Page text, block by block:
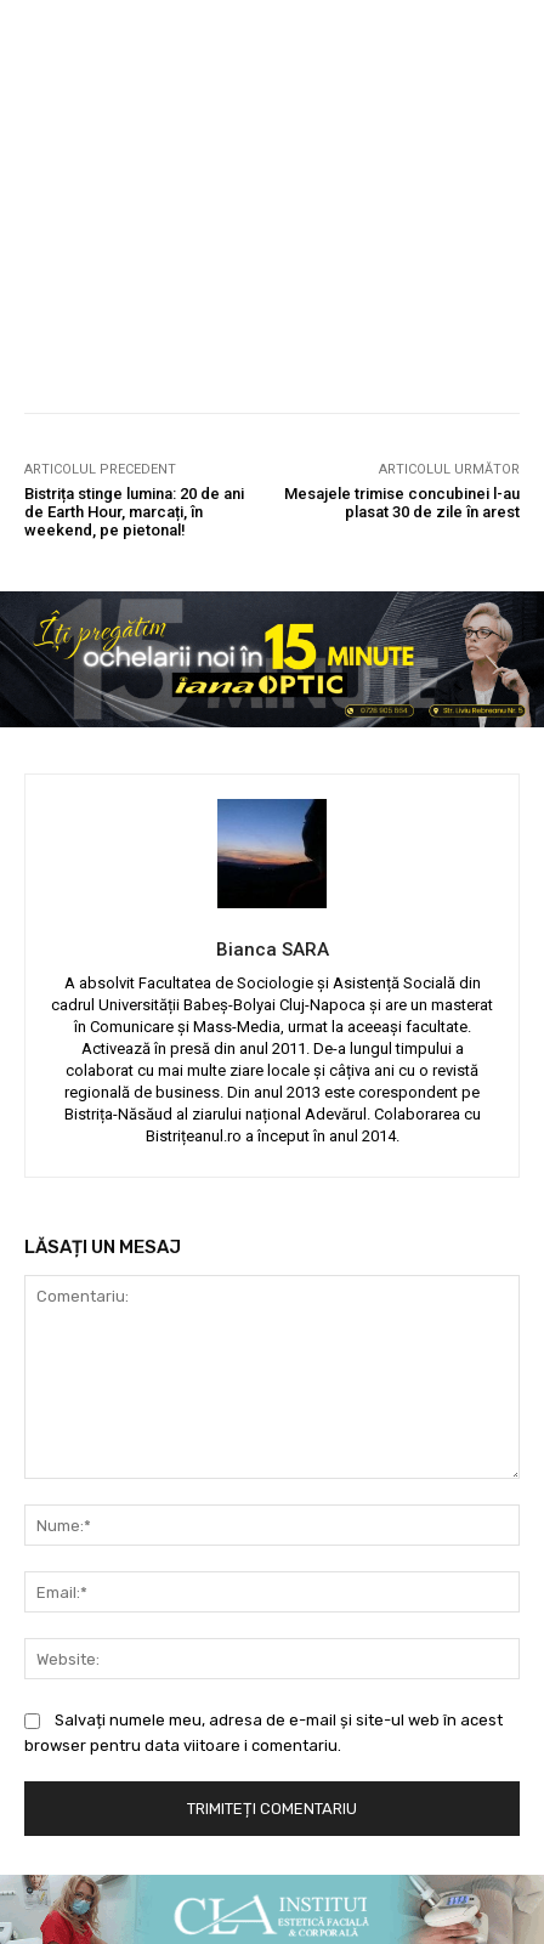
ARTICOLUL PRECEDENT
Bistrița stinge lumina: 20 de ani
de Earth Hour, marcați, în
weekend, pe pietonal!
ARTICOLUL URMĂTOR
Mesajele trimise concubinei l-au
plasat 30 de zile în arest
Bianca SARA
A absolvit Facultatea de Sociologie și Asistență Socială din
cadrul Universității Babeș-Bolyai Cluj-Napoca și are un masterat
în Comunicare și Mass-Media, urmat la aceeași facultate.
Activează în presă din anul 2011. De-a lungul timpului a
colaborat cu mai multe ziare locale și câțiva ani cu o revistă
regională de business. Din anul 2013 este corespondent pe
Bistrița-Năsăud al ziarului național Adevărul. Colaborarea cu
Bistrițeanul.ro a început în anul 2014.
LĂSAȚI UN MESAJ
Salvați numele meu, adresa de e-mail și site-ul web în acest
browser pentru data viitoare i comentariu.